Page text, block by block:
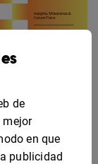
de
mejor
en que
publicidad